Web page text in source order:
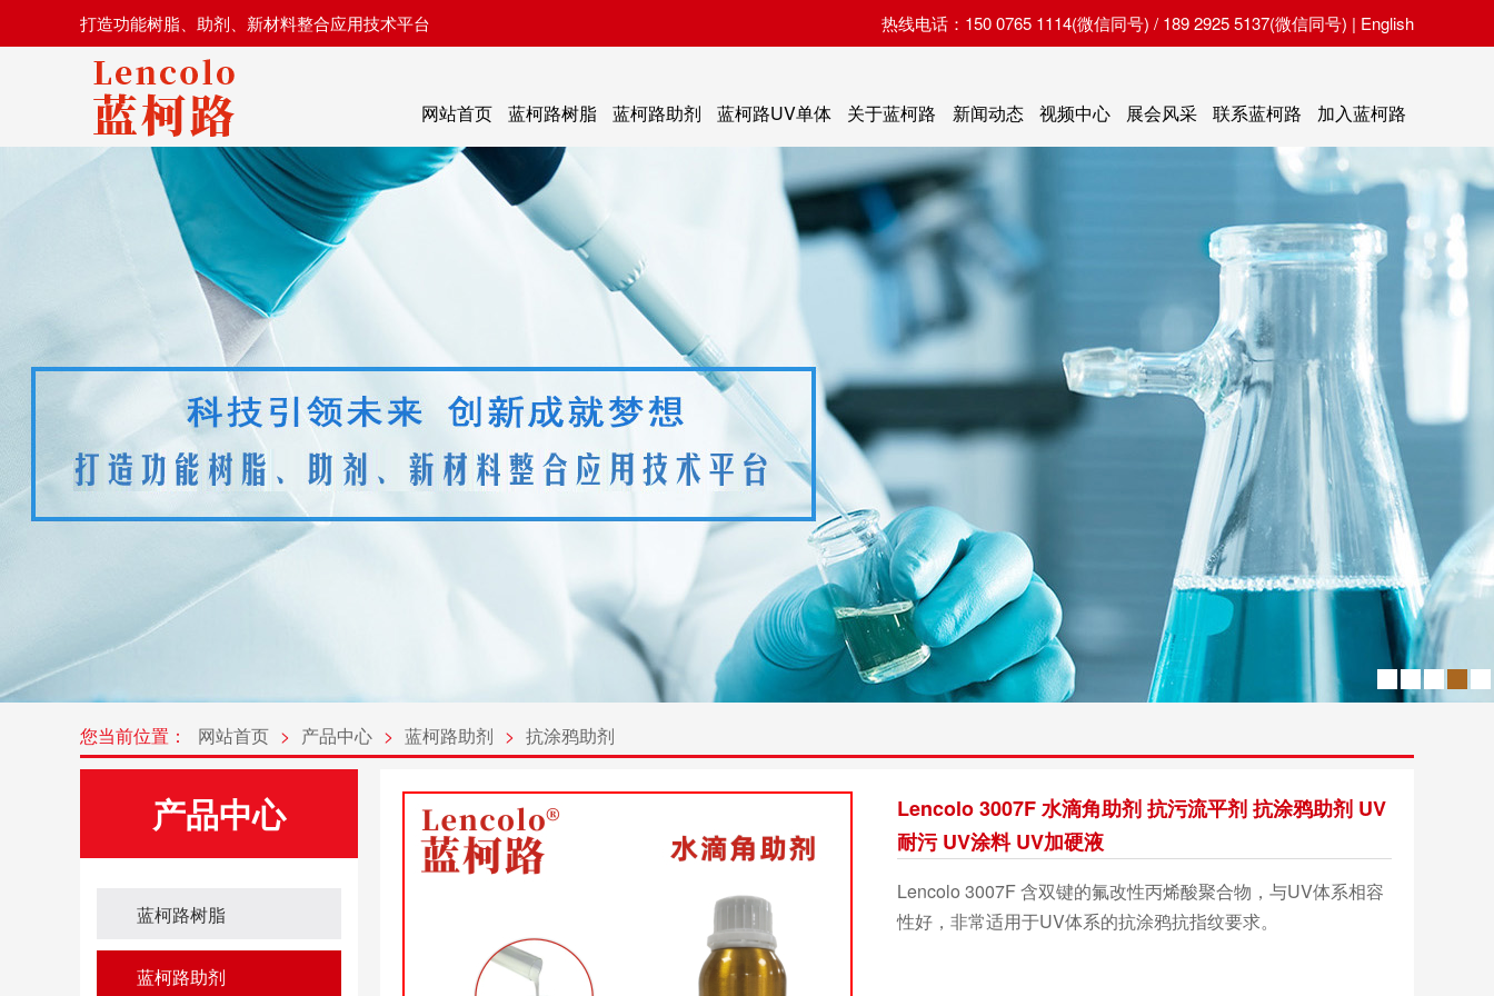
打造功能树脂、助剂、新材料整合应用技术平台 热线电话：150 0765 1114(微信同号) / 189 2925 5137(微信同号) | English
网站首页 蓝柯路树脂 蓝柯路助剂 蓝柯路UV单体 关于蓝柯路 新闻动态 视频中心 展会风采 联系蓝柯路 加入蓝柯路
您当前位置： 网站首页 > 产品中心 > 蓝柯路助剂 > 抗涂鸦助剂
产品中心
蓝柯路树脂
蓝柯路助剂
Lencolo 3007F 水滴角助剂 抗污流平剂 抗涂鸦助剂 UV
耐污 UV涂料 UV加硬液
Lencolo 3007F 含双键的氟改性丙烯酸聚合物，与UV体系相容
性好，非常适用于UV体系的抗涂鸦抗指纹要求。